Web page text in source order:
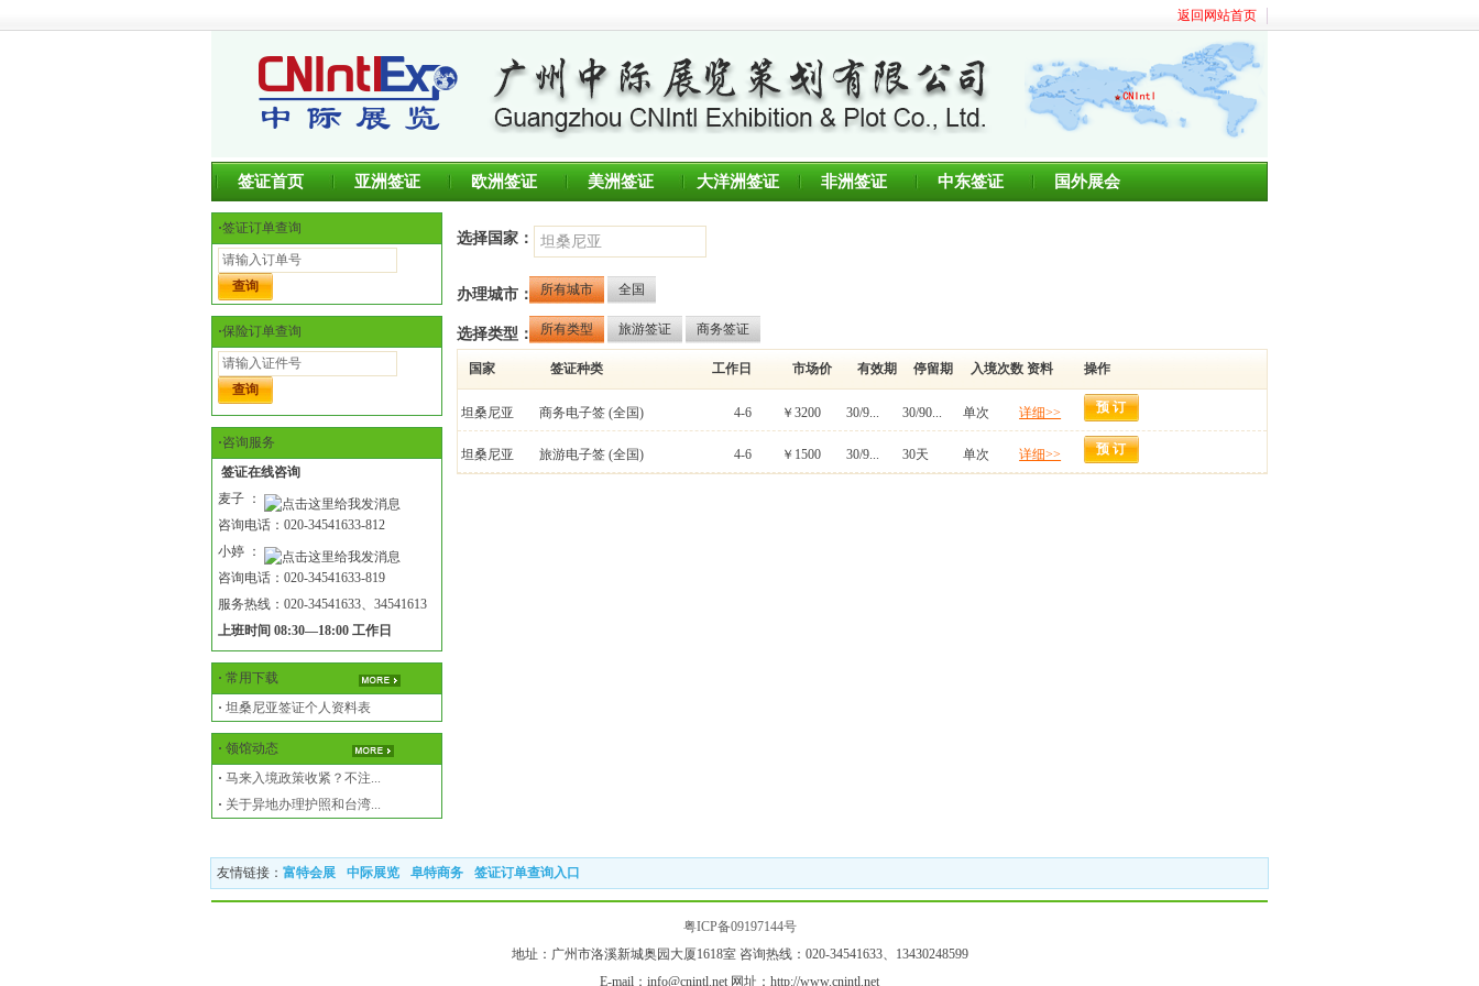
返回网站首页
签证首页 亚洲签证 欧洲签证 美洲签证 大洋洲签证 非洲签证 中东签证 国外展会
·签证订单查询
·保险订单查询
·咨询服务
签证在线咨询
麦子 ：
咨询电话：020-34541633-812
小婷 ：
咨询电话：020-34541633-819
服务热线：020-34541633、34541613
上班时间 08:30—18:00 工作日
· 常用下载
· 坦桑尼亚签证个人资料表
· 领馆动态
· 马来入境政策收紧？不注...
· 关于异地办理护照和台湾...
选择国家：
办理城市： 所有城市 全国
选择类型： 所有类型 旅游签证 商务签证
国家 签证种类 工作日 市场价 有效期 停留期 入境次数 资料 操作
坦桑尼亚 商务电子签 (全国) 4-6 ￥3200 30/9... 30/90... 单次 详细>> 预 订
坦桑尼亚 旅游电子签 (全国) 4-6 ￥1500 30/9... 30天 单次 详细>> 预 订
友情链接： 富特会展 中际展览 阜特商务 签证订单查询入口
粤ICP备09197144号
地址：广州市洛溪新城奥园大厦1618室 咨询热线：020-34541633、13430248599
E-mail：info@cnintl.net 网址：http://www.cnintl.net